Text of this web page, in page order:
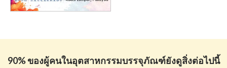
90% ของผู้คนในอุตสาหกรรมบรรจุภัณฑ์ยังดูสิ่งต่อไปนี้